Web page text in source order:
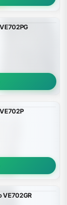
VE702GR